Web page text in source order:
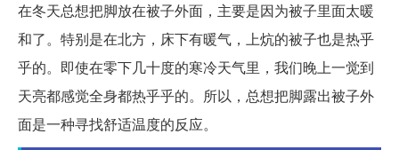
在冬天总想把脚放在被子外面，主要是因为被子里面太暖
和了。特别是在北方，床下有暖气，上炕的被子也是热乎
乎的。即使在零下几十度的寒冷天气里，我们晚上一觉到
天亮都感觉全身都热乎乎的。所以，总想把脚露出被子外
面是一种寻找舒适温度的反应。